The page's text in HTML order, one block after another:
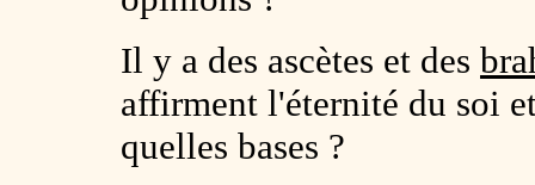
Il y a des ascètes et des
affirment l'éternité du soi
quelles bases ?